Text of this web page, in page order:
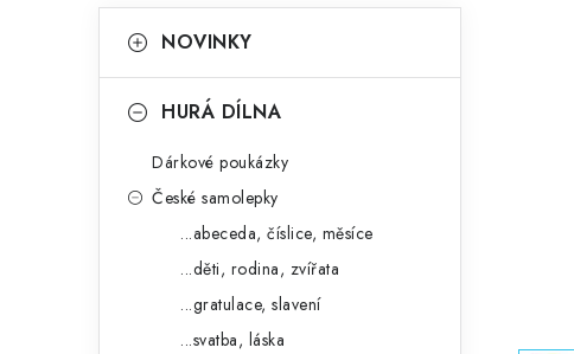
okategorie
a
NOVINKY
HURÁ DÍLNA
Dárkové poukázky
České samolepky
...abeceda, číslice, měsíce
...děti, rodina, zvířata
...gratulace, slavení
...svatba, láska